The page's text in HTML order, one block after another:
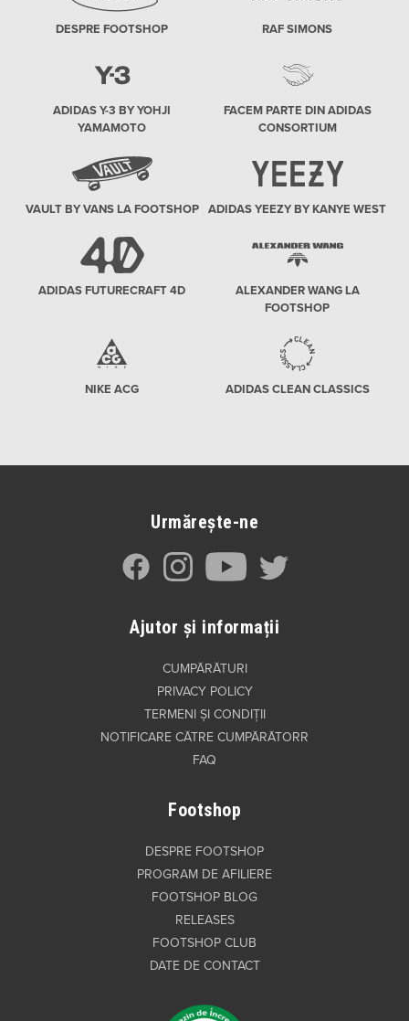
DESPRE FOOTSHOP RAF SIMONS
ADIDAS Y-3 BY YOHJI
YAMAMOTO
FACEM PARTE DIN ADIDAS
CONSORTIUM
VAULT BY VANS LA FOOTSHOP ADIDAS YEEZY BY KANYE WEST
ADIDAS FUTURECRAFT 4D
ALEXANDER WANG LA
FOOTSHOP
NIKE ACG ADIDAS CLEAN CLASSICS
Urmărește-ne
Ajutor și informații
CUMPĂRĂTURI
PRIVACY POLICY
TERMENI ȘI CONDIȚII
NOTIFICARE CĂTRE CUMPĂRĂTORR
FAQ
Footshop
DESPRE FOOTSHOP
PROGRAM DE AFILIERE
FOOTSHOP BLOG
RELEASES
FOOTSHOP CLUB
DATE DE CONTACT